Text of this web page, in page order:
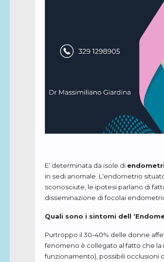
E’ determinata da isole di
in sedi anomale. L'endometrio
sconosciute, le ipotesi parlano di
disseminazione di focolai
Quali sono i sintomi dell
Purtroppo il 30-40% delle donne
fenomeno è collegato al fatto che la
funzionamento), possibili occlusioni